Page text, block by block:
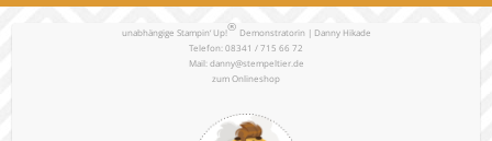
unabhängige Stampin‘ Up!® Demonstratorin | Danny Hikade
Telefon: 08341 / 715 66 72
Mail:danny@stempeltier.de
zumOnlineshop